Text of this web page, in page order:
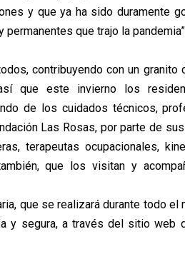
y que ya ha sido duramente
que trajo la
contribuyendo con un granito
que este invierno los
de los cuidados técnicos,
Las Rosas, por parte de
terapeutas ocupacionales,
que los visitan y
que se realizará durante todo el
y segura, a través del sitio web